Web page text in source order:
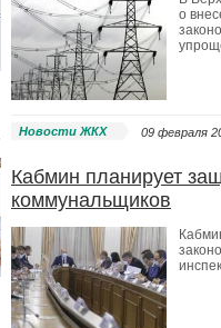
о
Новости ЖКХ 09 февраля
Кабмин планирует
коммунальщиков